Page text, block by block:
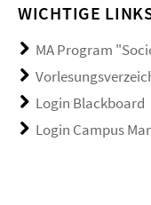
WICHTIGE
MA Program
Login Blackboard
Login Campus